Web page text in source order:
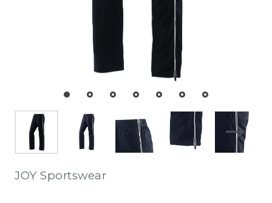
JOY Sportswear